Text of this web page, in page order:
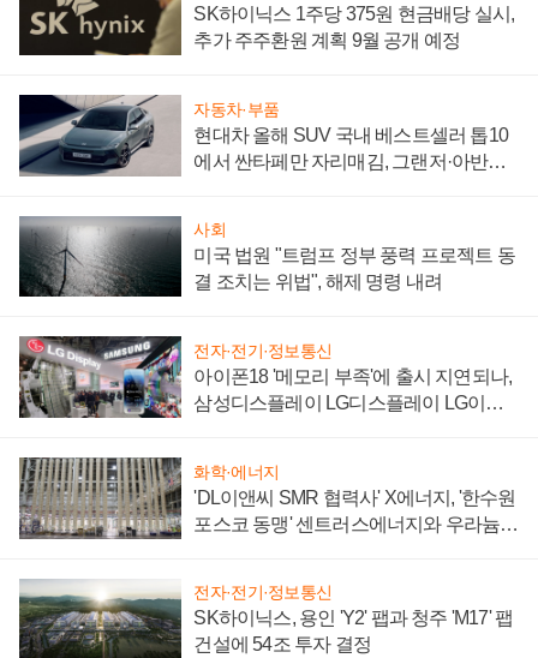
SK하이닉스 1주당 375원 현금배당 실시,
추가 주주환원 계획 9월 공개 예정
자동차·부품
현대차 올해 SUV 국내 베스트셀러 톱10
에서 싼타페만 자리매김, 그랜저·아반떼
사회
미국 법원 "트럼프 정부 풍력 프로젝트 동
결 조치는 위법", 해제 명령 내려
전자·전기·정보통신
아이폰18 '메모리 부족'에 출시 지연되나,
삼성디스플레이 LG디스플레이 LG이노
화학·에너지
'DL이앤씨 SMR 협력사' X에너지, '한수원
포스코 동맹' 센트러스에너지와 우라늄
전자·전기·정보통신
SK하이닉스, 용인 'Y2' 팹과 청주 'M17' 팹
건설에 54조 투자 결정